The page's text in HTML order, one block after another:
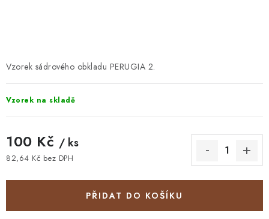
KONTAKT DOPRAVA A PLATBA
PRAKTICKÉ RADY
VZOREK
INSPIRACE
PROČ KOUPIT U NÁS?
Vzorek sádrového obkladu PERUGIA 2.
Vzorek na skladě
100 Kč / ks
82,64 Kč bez DPH
PŘIDAT DO KOŠÍKU